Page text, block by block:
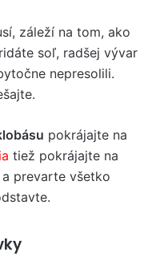
záleží na tom, ako
soľ, radšej vývar
nepresolili.
pokrájajte na
tiež pokrájajte na
prevarte všetko